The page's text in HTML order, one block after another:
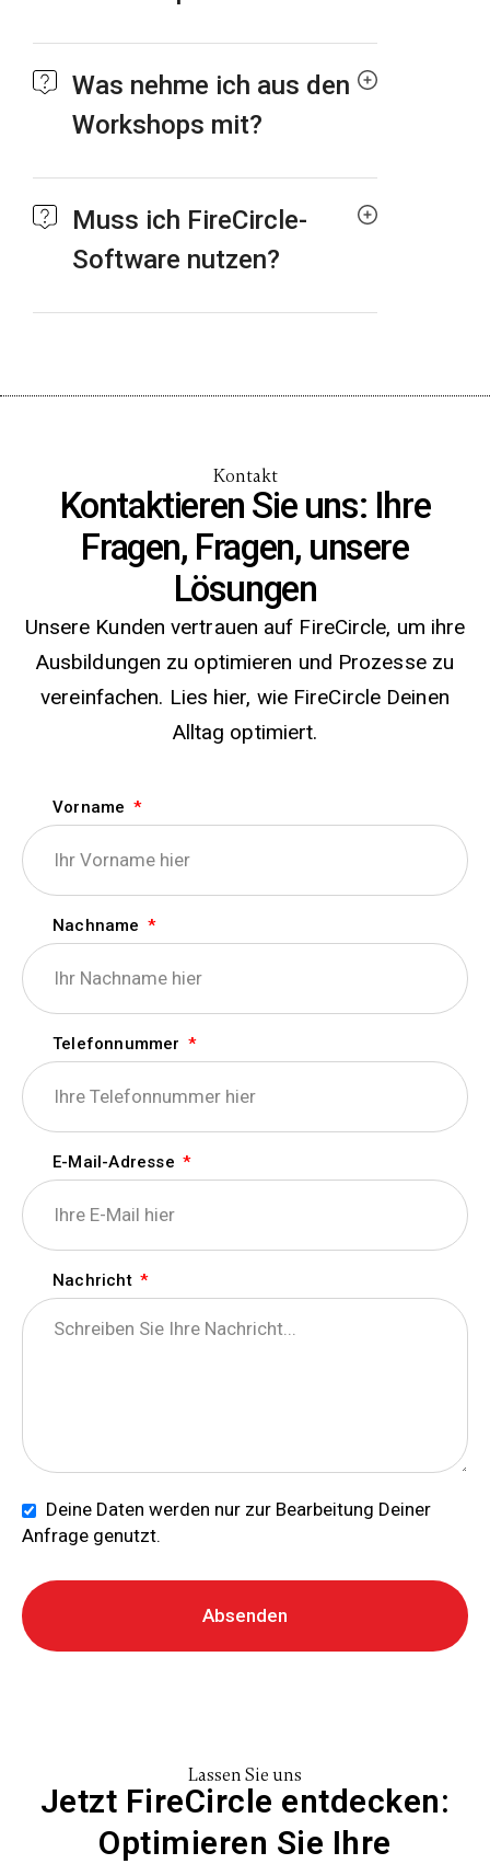
Was nehme ich aus den
Workshops mit?
Muss ich FireCircle-
Software nutzen?
Kontakt
Kontaktieren Sie uns: Ihre
Fragen, Fragen, unsere
Lösungen
Unsere Kunden vertrauen auf FireCircle, um ihre
Ausbildungen zu optimieren und Prozesse zu
vereinfachen. Lies hier, wie FireCircle Deinen
Alltag optimiert.
Vorname
Nachname
Telefonnummer
E-Mail-Adresse
Nachricht
Deine Daten werden nur zur Bearbeitung Deiner
Anfrage genutzt.
Absenden
Lassen Sie uns
Jetzt FireCircle entdecken:
Optimieren Sie Ihre